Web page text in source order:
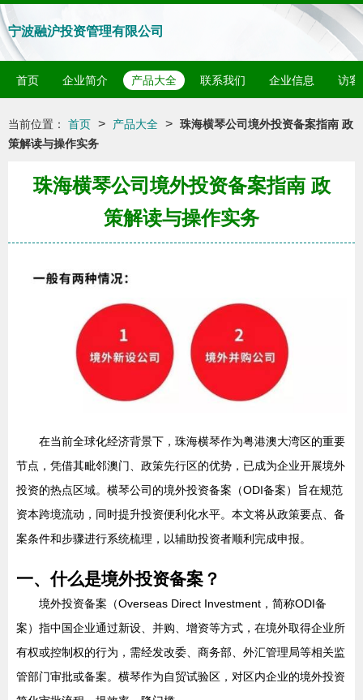
宁波融沪投资管理有限公司
首页 企业简介 产品大全 联系我们 企业信息 访客
当前位置： 首页 > 产品大全 > 珠海横琴公司境外投资备案指南 政
策解读与操作实务
珠海横琴公司境外投资备案指南 政
策解读与操作实务
在当前全球化经济背景下，珠海横琴作为粤港澳大湾区的重要
节点，凭借其毗邻澳门、政策先行区的优势，已成为企业开展境外
投资的热点区域。横琴公司的境外投资备案（ODI备案）旨在规范
资本跨境流动，同时提升投资便利化水平。本文将从政策要点、备
案条件和步骤进行系统梳理，以辅助投资者顺利完成申报。
一、什么是境外投资备案？
境外投资备案（Overseas Direct Investment，简称ODI备
案）指中国企业通过新设、并购、增资等方式，在境外取得企业所
有权或控制权的行为，需经发改委、商务部、外汇管理局等相关监
管部门审批或备案。横琴作为自贸试验区，对区内企业的境外投资